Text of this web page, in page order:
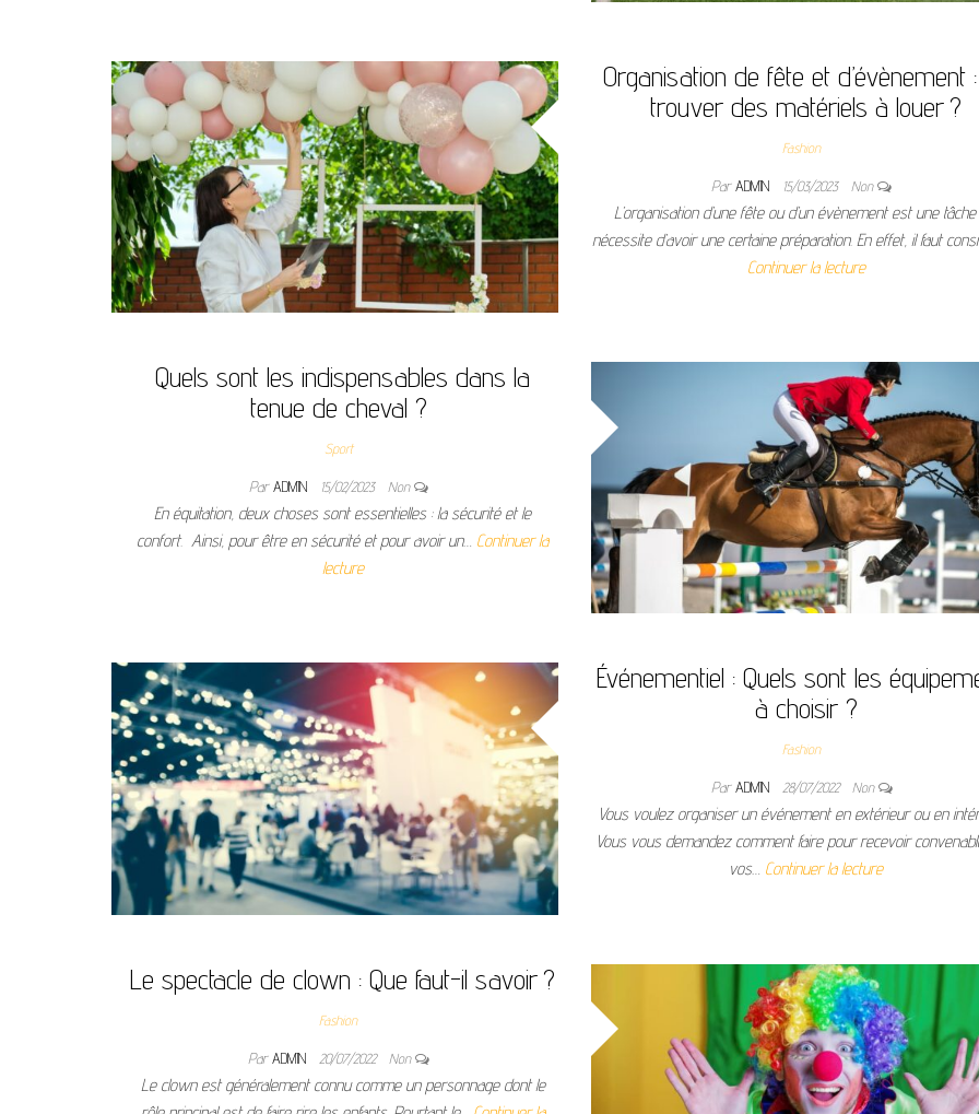
Organisation de fête et d’évènement
trouver des matériels à louer ?
Fashion
ParADMIN 15/03/2023 Non
L’organisation d’une fête ou d’un évènement est une
nécessite d’avoir une certaine préparation. En effet, il faut
Continuer la lecture
Quels sont les indispensables dans la
tenue de cheval ?
Sport
ParADMIN 15/02/2023 Non
En équitation, deux choses sont essentielles : la sécurité et le
confort. Ainsi, pour être en sécurité et pour avoir un… Continuer la
lecture
Événementiel : Quels sont les
à choisir ?
Fashion
ParADMIN 28/07/2022 Non
Vous voulez organiser un événement en extérieur ou en
Vous vous demandez comment faire pour recevoir
vos… Continuer la lecture
Le spectacle de clown : Que faut-il savoir ?
Fashion
ParADMIN 20/07/2022 Non
Le clown est généralement connu comme un personnage dont le